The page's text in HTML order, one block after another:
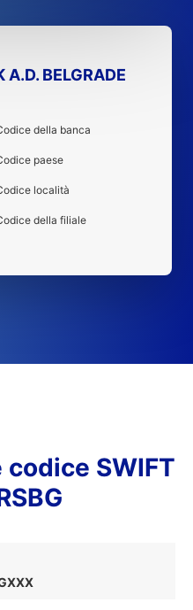
A.D. BELGRADE
della banca
paese
località
della filiale
SWIFT